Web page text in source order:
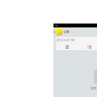
不同的尺寸屏幕可以让我们更
日前在Google的Android
的支持；取消了首次使用的
狗输入法后，谷歌也加紧了